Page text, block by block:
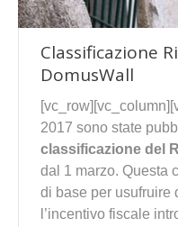
Classificazione
DomusWall
2017 sono state
classificazione del
dal 1 marzo. Questa
di base per usufruire
l’incentivo fiscale